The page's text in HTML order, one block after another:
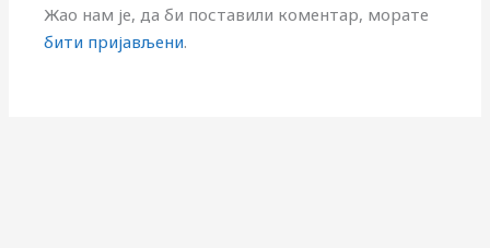
Жао нам је, да би поставили коментар, морате
бити пријављени.